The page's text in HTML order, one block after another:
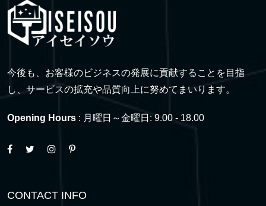
今後も、お客様のビジネスの発展に貢献することを目指
し、サービスの拡充や品質向上に努めてまいります。
Opening Hours : 月曜日～金曜日: 9.00 - 18.00
CONTACT INFO